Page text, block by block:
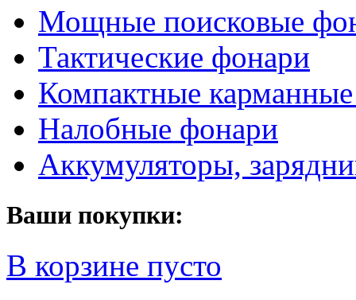
Мощные поисковые
Тактические фонари
Компактные
Налобные фонари
Аккумуляторы,
Ваши покупки:
В корзине пусто